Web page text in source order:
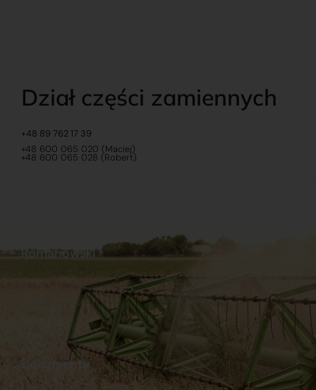
Dział części zamiennych
+48 89 762 17 39
+48 600 065 020 (Maciej)
+48 600 065 028 (Robert)
Dokumenty
Romanowski
Sklep internetowy
Praca
Ubezpieczenia